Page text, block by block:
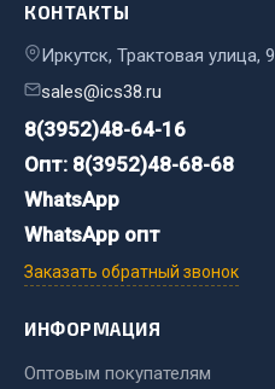
Подшипники
Весь раздел
Стропы
КОНТАКТЫ
Иркутск, Трактовая улица, 9
sales@ics38.ru
8(3952)48-64-16
Опт: 8(3952)48-68-68
WhatsApp
WhatsApp опт
Заказать обратный звонок
ИНФОРМАЦИЯ
Оптовым покупателям